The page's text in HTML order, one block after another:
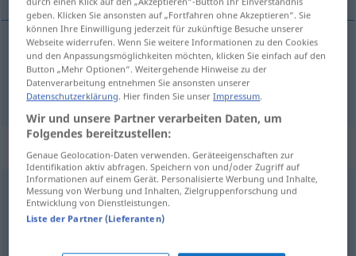
atractivo attraktiv
Synonyme für "attraktiv"
gesucht (sein),gefragt (sein)
geben. Klicken Sie ansonsten auf „Fortfahren ohne Akzeptieren“. Sie
können Ihre Einwilligung jederzeit für zukünftige Besuche unserer
Webseite widerrufen. Wenn Sie weitere Informationen zu den Cookies
und den Anpassungsmöglichkeiten möchten, klicken Sie einfach auf den
Button „Mehr Optionen“. Weitergehende Hinweise zu der
Datenverarbeitung entnehmen Sie ansonsten unserer
Datenschutzerklärung. Hier finden Sie unserImpressum.
Wir und unsere Partner verarbeiten Daten, um
Folgendes bereitzustellen:
Genaue Geolocation-Daten verwenden. Geräteeigenschaften zur
Identifikation aktiv abfragen. Speichern von und/oder Zugriff auf
Informationen auf einem Gerät. Personalisierte Werbung und Inhalte,
Messung von Werbung und Inhalten, Zielgruppenforschung und
Entwicklung von Dienstleistungen.
Liste der Partner (Lieferanten)